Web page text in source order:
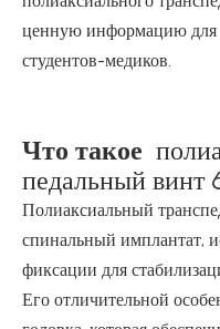
ценную информацию для
студентов-медиков.
Что такое
педальный винт
Полиаксиальный
спинальный имплантат,
фиксации для
Его отличительной